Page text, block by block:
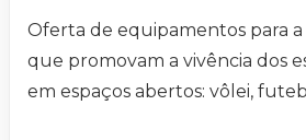
Oferta de equipamentos para
que promovam a vivência dos
em espaços abertos: vôlei,